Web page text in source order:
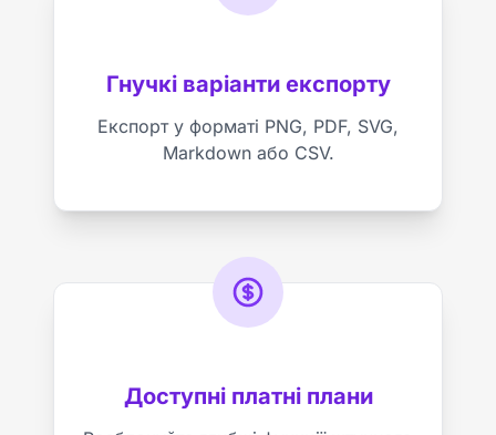
Гнучкі варіанти експорту
Експорт у форматі PNG, PDF, SVG,
Markdown або CSV.
Доступні платні плани